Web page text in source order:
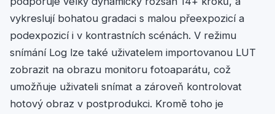
vykreslují bohatou gradaci s malou přeexpozicí a
podexpozicí i v kontrastních scénách. V režimu
snímání Log lze také uživatelem importovanou LUT
zobrazit na obrazu monitoru fotoaparátu, což
umožňuje uživateli snímat a zároveň kontrolovat
hotový obraz v postprodukci. Kromě toho je